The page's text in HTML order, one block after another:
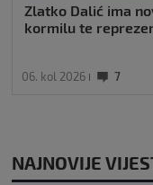
Zlatko Dalić ima
kormilu te
06. kol 2026 7
NAJNOVIJE